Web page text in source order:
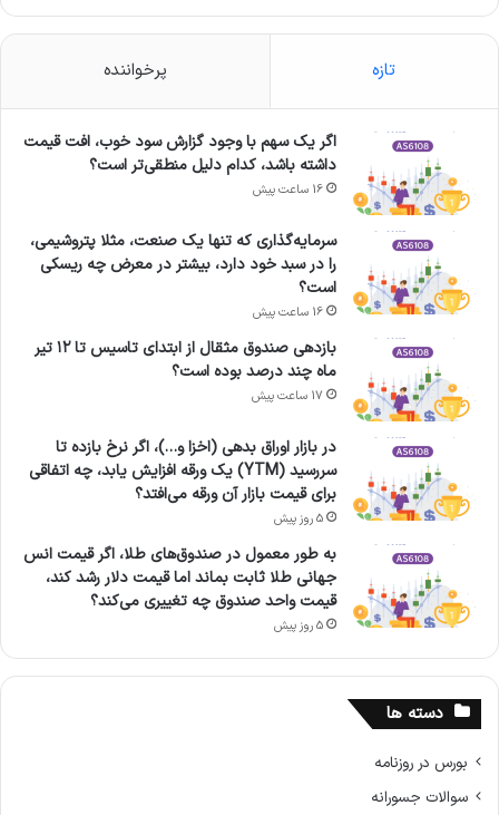
تازه پرخواننده
اگر یک سهم با وجود گزارش سود خوب، افت قیمت
داشته باشد، کدام دلیل منطقی‌تر است؟
16 ساعت پیش
سرمایه‌گذاری که تنها یک صنعت، مثلا پتروشیمی،
را در سبد خود دارد، بیشتر در معرض چه ریسکی
است؟
16 ساعت پیش
بازدهی صندوق مثقال از ابتدای تاسیس تا ۱۲ تیر
ماه چند درصد بوده است؟
17 ساعت پیش
در بازار اوراق بدهی (اخزا و…)، اگر نرخ بازده تا
سررسید (YTM) یک ورقه افزایش یابد، چه اتفاقی
برای قیمت بازار آن ورقه می‌افتد؟
5 روز پیش
به طور معمول در صندوق‌های طلا، اگر قیمت انس
جهانی طلا ثابت بماند اما قیمت دلار رشد کند،
قیمت واحد صندوق چه تغییری می‌کند؟
5 روز پیش
دسته ها
بورس در روزنامه
سوالات جسورانه